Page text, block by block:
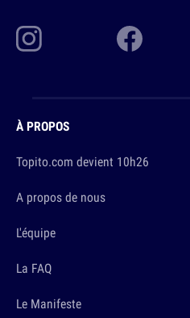
À PROPOS
Topito.com devient 10h26
A propos de nous
L'équipe
La FAQ
Le Manifeste